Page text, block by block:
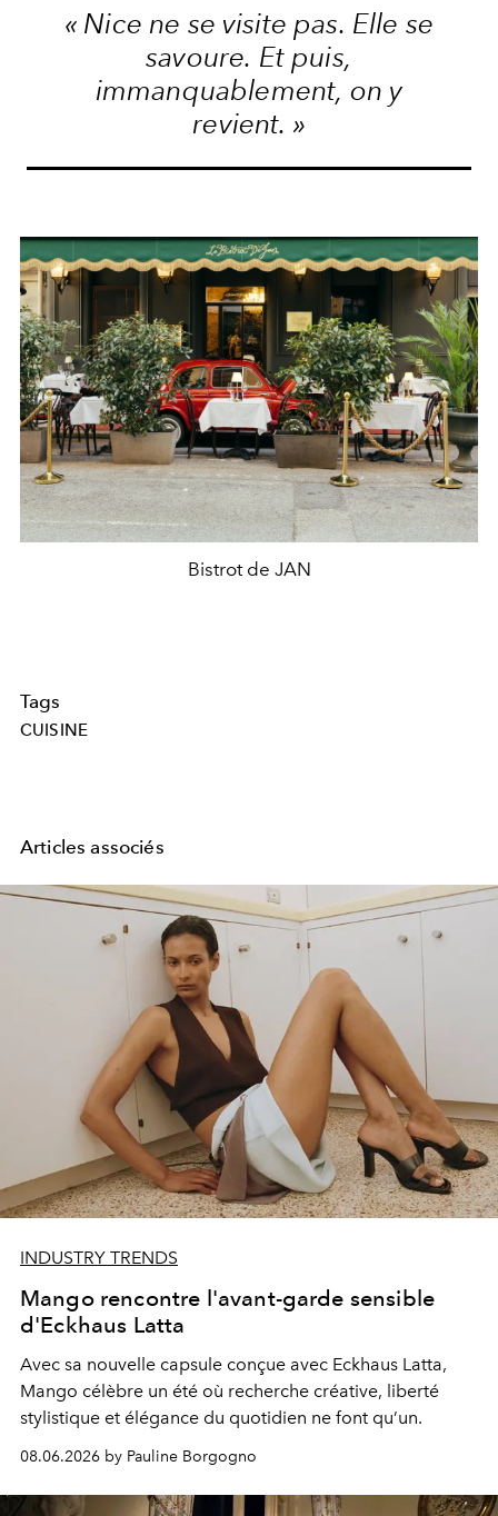
« Nice ne se visite pas. Elle se
savoure. Et puis,
immanquablement, on y
revient. »
Bistrot de JAN
Tags
CUISINE
Articles associés
INDUSTRY TRENDS
Mango rencontre l'avant-garde sensible
d'Eckhaus Latta
Avec sa nouvelle capsule conçue avec Eckhaus Latta,
Mango célèbre un été où recherche créative, liberté
stylistique et élégance du quotidien ne font qu’un.
08.06.2026 by Pauline Borgogno